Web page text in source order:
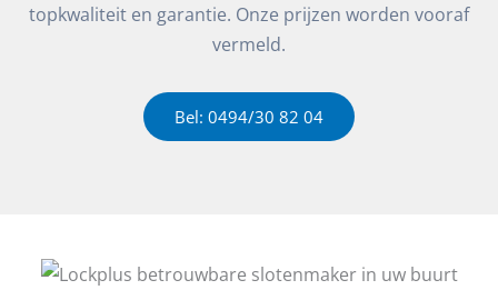
topkwaliteit en garantie. Onze prijzen worden vooraf
vermeld.
Bel: 0494/30 82 04